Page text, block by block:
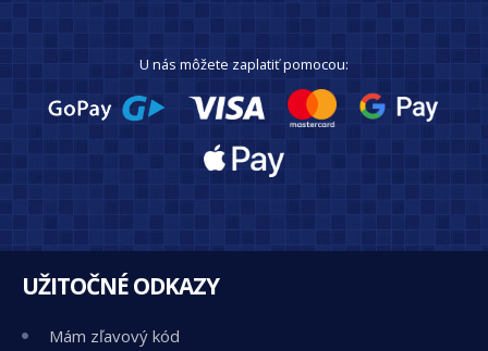
U nás môžete zaplatiť pomocou:
UŽITOČNÉ ODKAZY
Mám zľavový kód